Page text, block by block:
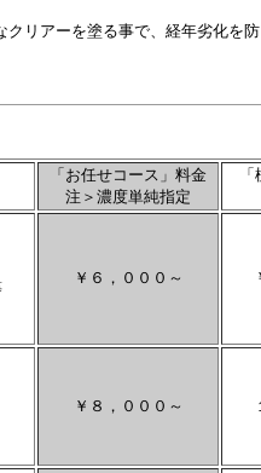
リアーを塗る事で、経年劣化を防
「お任せコース」料金
注＞濃度単純指定
￥６，０００～
￥８，０００～